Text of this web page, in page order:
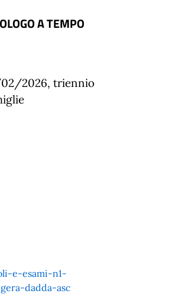
A TEMPO
02/2026, triennio
e-esami-n1-
dadda-asc